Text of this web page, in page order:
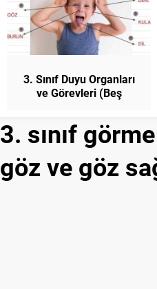
3. Sınıf Duyu Organları
ve Görevleri (Beş
3. sınıf
göz ve göz